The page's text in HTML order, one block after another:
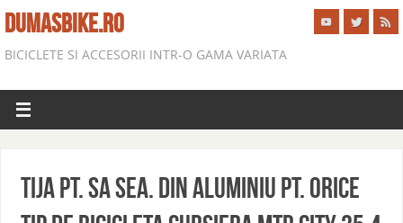
DUMASBIKE.RO
BICICLETE SI ACCESORII INTR-O GAMA VARIATA
TIJA PT. SA SEA. DIN ALUMINIU PT. ORICE